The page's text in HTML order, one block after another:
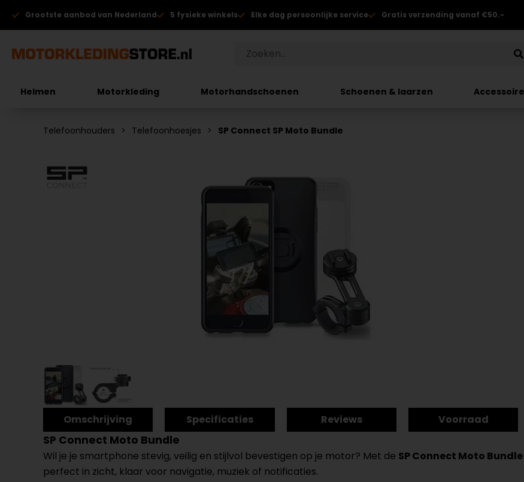
Grootste aanbod van Nederland 5 fysieke winkels Elke dag persoonlijke service Gratis verzending vanaf €50.-
Helmen Motorkleding Motorhandschoenen Schoenen & laarzen
Telefoonhouders Telefoonhoesjes SP Connect SP Moto Bundle
Omschrijving Specificaties Reviews Voorraad
SP Connect Moto Bundle
Wil je je smartphone stevig, veilig en stijlvol bevestigen op je motor? Met de SP Connect Moto Bundle
perfect in zicht, klaar voor navigatie, muziek of notificaties.